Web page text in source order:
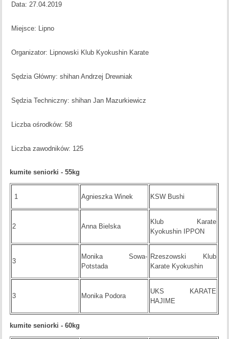
Data: 27.04.2019
Miejsce: Lipno
Organizator: Lipnowski Klub Kyokushin Karate
Sędzia Główny: shihan Andrzej Drewniak
Sędzia Techniczny: shihan Jan Mazurkiewicz
Liczba ośrodków: 58
Liczba zawodników: 125
kumite seniorki - 55kg
1 Agnieszka Winek KSW Bushi
2 Anna Bielska
Klub Karate
Kyokushin IPPON
3
Monika Sowa-
Potstada
Rzeszowski Klub
Karate Kyokushin
3 Monika Podora
UKS KARATE
HAJIME
kumite seniorki - 60kg